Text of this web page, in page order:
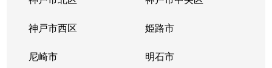
神戸市西区 姫路市
尼崎市 明石市